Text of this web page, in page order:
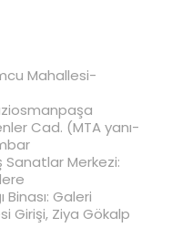
Mahallesi-
Cad. (MTA yanı-
Merkezi:
Binası: Galeri
Girişi, Ziya Gökalp